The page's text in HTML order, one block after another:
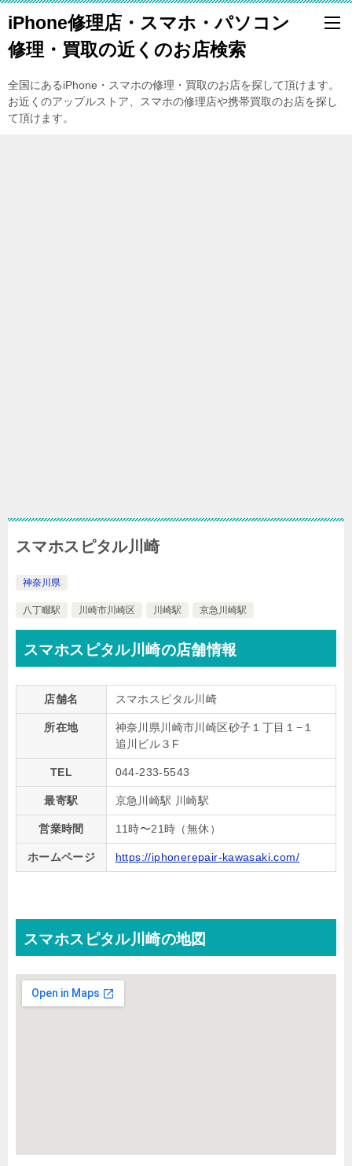
iPhone修理店・スマホ・パソコン
修理・買取の近くのお店検索
全国にあるiPhone・スマホの修理・買取のお店を探して頂けます。
お近くのアップルストア、スマホの修理店や携帯買取のお店を探し
て頂けます。
スマホスピタル川崎
神奈川県
八丁畷駅 川崎市川崎区 川崎駅 京急川崎駅
スマホスピタル川崎の店舗情報
店舗名 スマホスピタル川崎
所在地
神奈川県川崎市川崎区砂子１丁目１−１
追川ビル３F
TEL 044-233-5543
最寄駅 京急川崎駅 川崎駅
営業時間 11時〜21時（無休）
ホームページ https://iphonerepair-kawasaki.com/
スマホスピタル川崎の地図